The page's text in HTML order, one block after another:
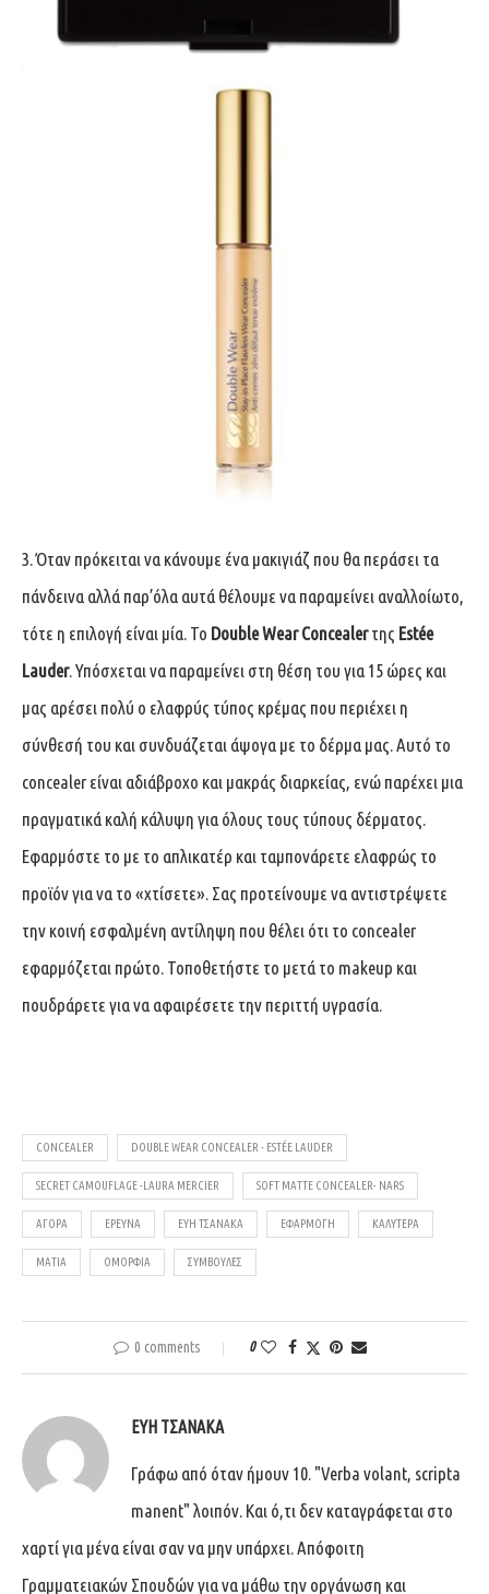
3. Όταν πρόκειται να κάνουμε ένα μακιγιάζ που θα περάσει τα
πάνδεινα αλλά παρ’όλα αυτά θέλουμε να παραμείνει αναλλοίωτο,
τότε η επιλογή είναι μία. Το DoubleWear Concealerτης Estée
Lauder. Υπόσχεται να παραμείνει στη θέση του για 15 ώρες και
μας αρέσει πολύ ο ελαφρύς τύπος κρέμας που περιέχει η
σύνθεσή του και συνδυάζεται άψογα με το δέρμα μας. Αυτό το
concealer είναι αδιάβροχο και μακράς διαρκείας, ενώ παρέχει μια
πραγματικά καλή κάλυψη για όλους τους τύπους δέρματος.
Εφαρμόστε το με το απλικατέρ και ταμπονάρετε ελαφρώς το
προϊόν για να το «χτίσετε». Σας προτείνουμε να αντιστρέψετε
την κοινή εσφαλμένη αντίληψη που θέλει ότι το concealer
εφαρμόζεται πρώτο. Τοποθετήστε το μετά το makeup και
πουδράρετε για να αφαιρέσετε την περιττή υγρασία.
CONCEALER DOUBLE WEAR CONCEALER - ESTÉE LAUDER
SECRET CAMOUFLAGE -LAURA MERCIER SOFT MATTE CONCEALER- NARS
ΑΓΟΡΆ ΈΡΕΥΝΑ ΕΎΗ ΤΣΑΝΆΚΑ ΕΦΑΡΜΟΓΉ ΚΑΛΎΤΕΡΑ
ΜΆΤΙΑ ΟΜΟΡΦΙΆ ΣΥΜΒΟΥΛΈΣ
0 comments 0
ΕΎΗ ΤΣΑΝΆΚΑ
Γράφω από όταν ήμουν 10. "Verba volant, scripta
manent" λοιπόν. Και ό,τι δεν καταγράφεται στο
χαρτί για μένα είναι σαν να μην υπάρχει. Απόφοιτη
Γραμματειακών Σπουδών για να μάθω την οργάνωση και